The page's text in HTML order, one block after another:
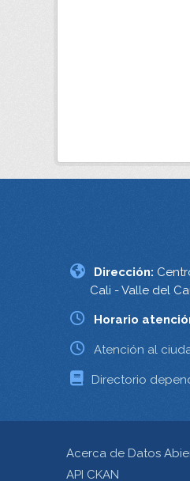
Dirección:
Cali - Valle del
Horario
Atención al
Directorio
Acerca de Datos
API CKAN